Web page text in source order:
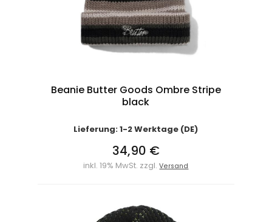
Beanie Butter Goods Ombre Stripe
black
Lieferung: 1-2 Werktage (DE)
34,90 €
inkl. 19% MwSt. zzgl.Versand